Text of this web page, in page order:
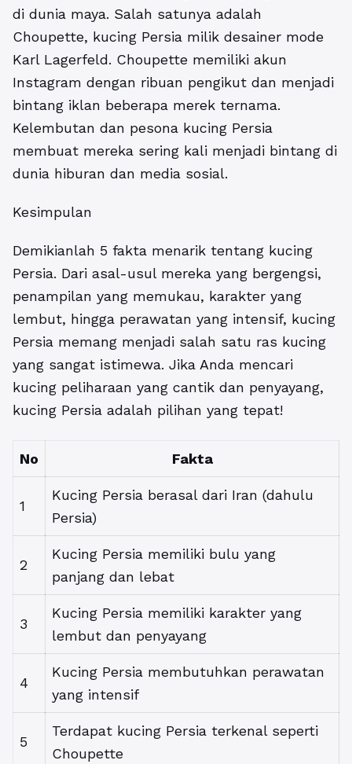
di dunia maya. Salah satunya adalah
Choupette, kucing Persia milik desainer mode
Karl Lagerfeld. Choupette memiliki akun
Instagram dengan ribuan pengikut dan menjadi
bintang iklan beberapa merek ternama.
Kelembutan dan pesona kucing Persia
membuat mereka sering kali menjadi bintang di
dunia hiburan dan media sosial.
Kesimpulan
Demikianlah 5 fakta menarik tentang kucing
Persia. Dari asal-usul mereka yang bergengsi,
penampilan yang memukau, karakter yang
lembut, hingga perawatan yang intensif, kucing
Persia memang menjadi salah satu ras kucing
yang sangat istimewa. Jika Anda mencari
kucing peliharaan yang cantik dan penyayang,
kucing Persia adalah pilihan yang tepat!
No Fakta
1
Kucing Persia berasal dari Iran (dahulu
Persia)
2
Kucing Persia memiliki bulu yang
panjang dan lebat
3
Kucing Persia memiliki karakter yang
lembut dan penyayang
4
Kucing Persia membutuhkan perawatan
yang intensif
5
Terdapat kucing Persia terkenal seperti
Choupette